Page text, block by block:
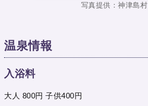
写真提供：神津島村
温泉情報
入浴料
大人 800円 子供400円